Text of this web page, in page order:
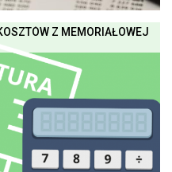
Z MEMORIAŁOWEJ